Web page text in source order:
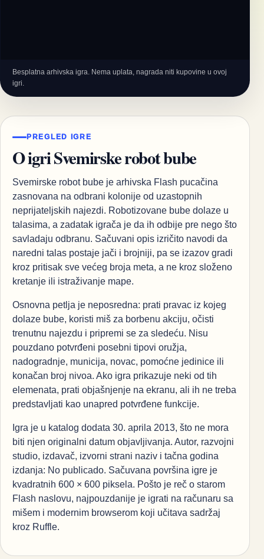
Besplatna arhivska igra. Nema uplata, nagrada niti kupovine u ovoj
igri.
PREGLED IGRE
O igri Svemirske robot bube
Svemirske robot bube je arhivska Flash pucačina
zasnovana na odbrani kolonije od uzastopnih
neprijateljskih najezdi. Robotizovane bube dolaze u
talasima, a zadatak igrača je da ih odbije pre nego što
savladaju odbranu. Sačuvani opis izričito navodi da
naredni talas postaje jači i brojniji, pa se izazov gradi
kroz pritisak sve većeg broja meta, a ne kroz složeno
kretanje ili istraživanje mape.
Osnovna petlja je neposredna: prati pravac iz kojeg
dolaze bube, koristi miš za borbenu akciju, očisti
trenutnu najezdu i pripremi se za sledeću. Nisu
pouzdano potvrđeni posebni tipovi oružja,
nadogradnje, municija, novac, pomoćne jedinice ili
konačan broj nivoa. Ako igra prikazuje neki od tih
elemenata, prati objašnjenje na ekranu, ali ih ne treba
predstavljati kao unapred potvrđene funkcije.
Igra je u katalog dodata 30. aprila 2013, što ne mora
biti njen originalni datum objavljivanja. Autor, razvojni
studio, izdavač, izvorni strani naziv i tačna godina
izdanja: No publicado. Sačuvana površina igre je
kvadratnih 600 × 600 piksela. Pošto je reč o starom
Flash naslovu, najpouzdanije je igrati na računaru sa
mišem i modernim browserom koji učitava sadržaj
kroz Ruffle.